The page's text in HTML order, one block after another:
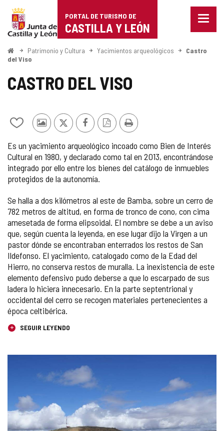
Portal
de
Turismo
de
Castilla
León
PORTAL DE TURISMO DE
CASTILLA Y LEÓN
Menu
InicioPatrimonio y Cultura Yacimientos arqueológicos
Castro
del Viso
CASTRO DEL VISO
Añadir/quitar
mis
cuadernos
Fotos
otros
turistas
X FacebookVersiónImprimir
Es un yacimiento arqueológico incoado como Bien de Interés
Cultural en 1980, y declarado como tal en 2013, encontrándose
integrado por ello entre los bienes del catálogo de inmuebles
protegidos de la autonomía.
Se halla a dos kilómetros al este de Bamba, sobre un cerro de
782 metros de altitud, en forma de tronco de cono, con cima
amesetada de forma elipsoidal. El nombre se debe a un aviso
que, según cuenta la leyenda, en ese lugar dijo la Virgen a un
pastor dónde se encontraban enterrados los restos de San
Ildefonso. El yacimiento, catalogado como de la Edad del
Hierro, no conserva restos de muralla. La inexistencia de este
elemento defensivo pudo deberse a que lo escarpado de sus
ladera lo hiciera innecesario. En la parte septentrional y
occidental del cerro se recogen materiales pertenecientes a
época celtibérica.
SEGUIR LEYENDO
IMÁGENES